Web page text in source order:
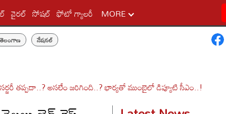
వైరల్ సోషల్ ఫోటో గ్యాలరీ MORE
తెలంగాణ నేషనల్
తప్పదా..? అసలేం జరిగింది..? భార్యతో ముంబైలో డిప్యూటి సీఎం..!